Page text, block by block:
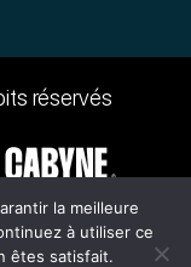
réservés
–
la meilleure
à utiliser ce
êtes satisfait.